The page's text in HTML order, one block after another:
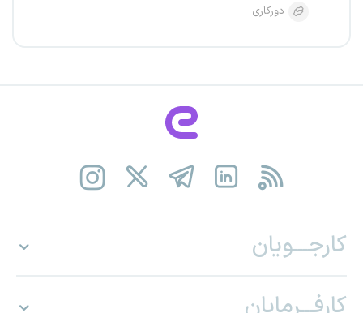
دورکاری
کارجـــویان